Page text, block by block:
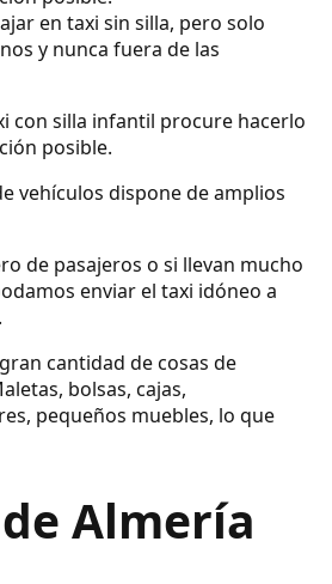
en taxi sin silla, pero solo
y nunca fuera de las
con silla infantil procure hacerlo
posible.
vehículos dispone de amplios
de pasajeros o si llevan mucho
enviar el taxi idóneo a
cantidad de cosas de
bolsas, cajas,
pequeños muebles, lo que
Almería